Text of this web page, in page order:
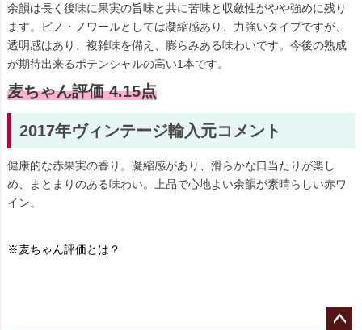
余韻は長く後味に果実の旨味と共に苦味と収斂性がやや強めに残り
ます。ピノ・ノワールとしては凝縮感あり、力強いタイプですが、
透明感はあり、複雑味を備え、膨らみある味わいです。今後の熟成
が期待出来るポテンシャルの高い1本です。
麦ちゃん評価 4.15点
2017年ヴィンテージ輸入元コメント
健康的な赤果実の香り。凝縮感があり、滑らかな口当たりが楽し
め、まとまりのある味わい。上品で心地よい余韻が素晴らしい赤ワ
イン。
※麦ちゃん評価とは？